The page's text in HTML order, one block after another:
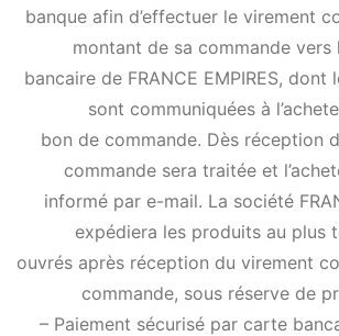
banque afin d’effectuer le virement
montant de sa commande vers
bancaire de FRANCE EMPIRES, dont
sont communiquées à
bon de commande. Dès réception
commande sera traitée et
informé par e-mail. La société
expédiera les produits au plus
ouvrés après réception du virement
commande, sous réserve de
– Paiement sécurisé par carte